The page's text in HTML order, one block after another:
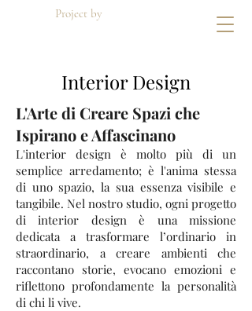
Project by
Interior Design
L'Arte di Creare Spazi che
Ispirano e Affascinano
L'interior design è molto più di un
semplice arredamento; è l'anima stessa
di uno spazio, la sua essenza visibile e
tangibile. Nel nostro studio, ogni progetto
di interior design è una missione
dedicata a trasformare l’ordinario in
straordinario, a creare ambienti che
raccontano storie, evocano emozioni e
riflettono profondamente la personalità
di chi li vive.